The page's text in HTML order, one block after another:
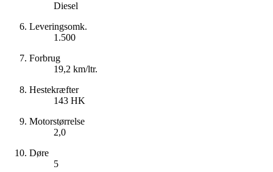
Diesel
Leveringsomk.
1.500
Forbrug
19,2 km/ltr.
Hestekræfter
143 HK
Motorstørrelse
2,0
Døre
5